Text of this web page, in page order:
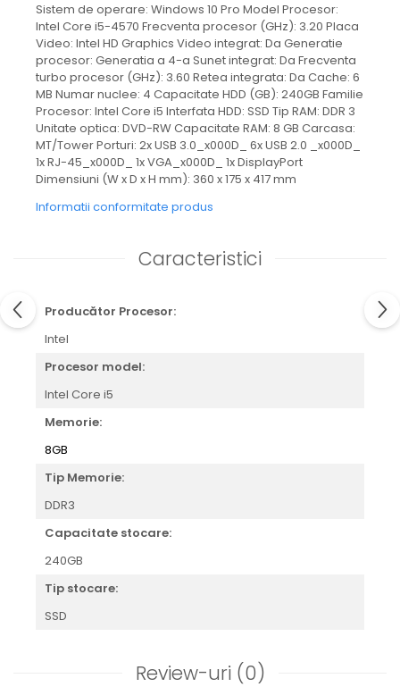
Sistem de operare: Windows 10 Pro Model Procesor:
Intel Core i5-4570 Frecventa procesor (GHz): 3.20 Placa
Video: Intel HD Graphics Video integrat: Da Generatie
procesor: Generatia a 4-a Sunet integrat: Da Frecventa
turbo procesor (GHz): 3.60 Retea integrata: Da Cache: 6
MB Numar nuclee: 4 Capacitate HDD (GB): 240GB Familie
Procesor: Intel Core i5 Interfata HDD: SSD Tip RAM: DDR 3
Unitate optica: DVD-RW Capacitate RAM: 8 GB Carcasa:
MT/Tower Porturi: 2x USB 3.0_x000D_ 6x USB 2.0 _x000D_
1x RJ-45_x000D_ 1x VGA_x000D_ 1x DisplayPort
Dimensiuni (W x D x H mm): 360 x 175 x 417 mm
Informatii conformitate produs
Caracteristici
Producător Procesor:
Intel
Procesor model:
Intel Core i5
Memorie:
8GB
Tip Memorie:
DDR3
Capacitate stocare:
240GB
Tip stocare:
SSD
Review-uri (0)